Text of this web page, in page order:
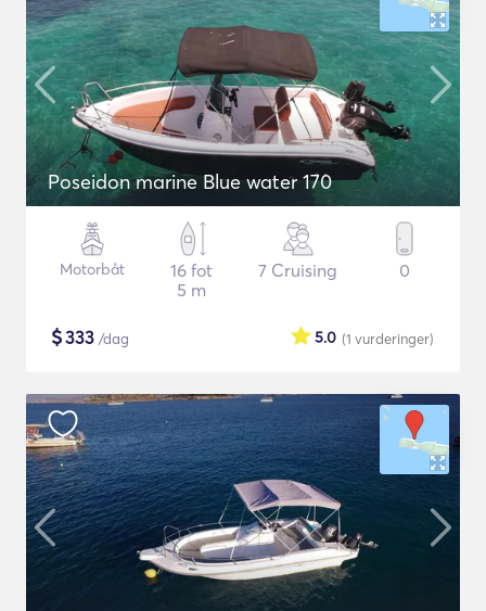
Poseidon marine Blue water 170
Motorbåt
16 fot
5 m
7 Cruising 0
$333 /dag (1 vurderinger)
5.0